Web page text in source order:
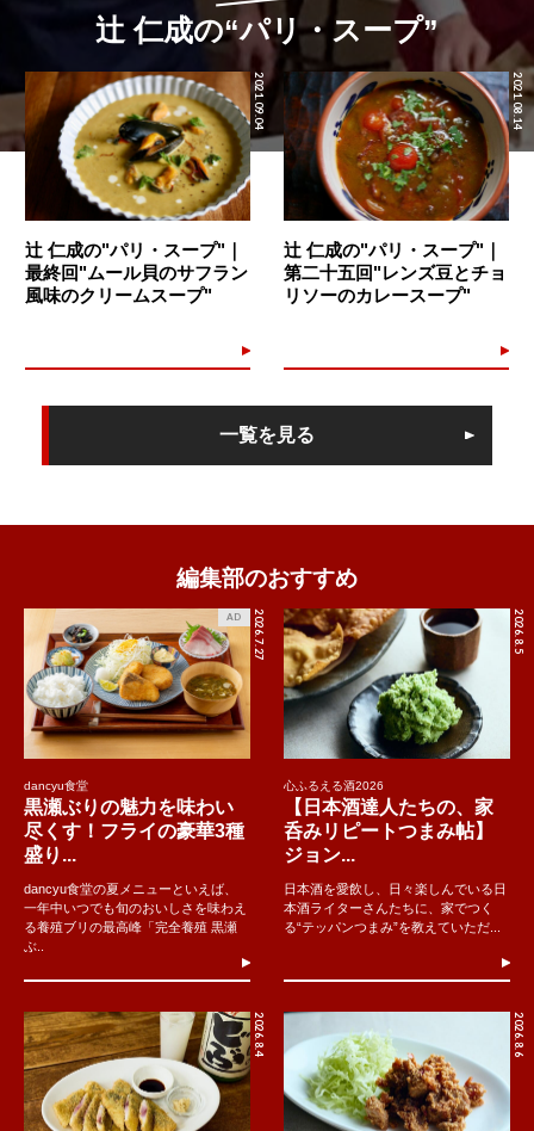
辻 仁成の“パリ・スープ”
2021.09.04
辻 仁成の"パリ・スープ"｜
最終回"ムール貝のサフラン
風味のクリームスープ"
2021.08.14
辻 仁成の"パリ・スープ"｜
第二十五回"レンズ豆とチョ
リソーのカレースープ"
一覧を見る
編集部のおすすめ
2026.7.27
AD
dancyu食堂
黒瀬ぶりの魅力を味わい
尽くす！フライの豪華3種
盛り...
dancyu食堂の夏メニューといえば、
一年中いつでも旬のおいしさを味わえ
る養殖ブリの最高峰「完全養殖 黒瀬
ぶ..
2026.8.5
心ふるえる酒2026
【日本酒達人たちの、家
呑みリピートつまみ帖】
ジョン...
日本酒を愛飲し、日々楽しんでいる日
本酒ライターさんたちに、家でつく
る“テッパンつまみ”を教えていただ...
2026.8.4 2026.8.6